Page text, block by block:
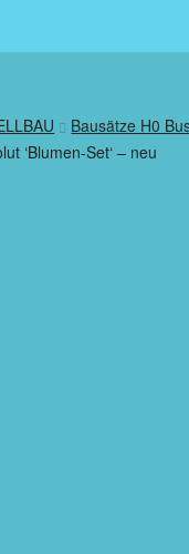
Bausätze H0
‘Blumen-Set‘ – neu